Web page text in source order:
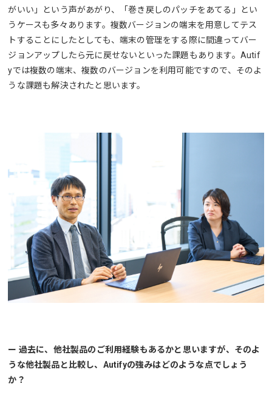
がいい」という声があがり、「巻き戻しのパッチをあてる」とい
うケースも多々あります。複数バージョンの端末を用意してテス
トすることにしたとしても、端末の管理をする際に間違ってバー
ジョンアップしたら元に戻せないといった課題もあります。Autif
yでは複数の端末、複数のバージョンを利用可能ですので、そのよ
うな課題も解決されたと思います。
ー 過去に、他社製品のご利用経験もあるかと思いますが、そのよ
うな他社製品と比較し、Autifyの強みはどのような点でしょう
か？